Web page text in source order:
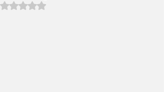
Avaliado com NaN de 5 estrelas.